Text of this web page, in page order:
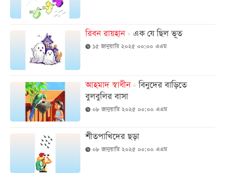
ভিডিও
আর্কাইভ
আজকের
পত্রিকা
রিবন রায়হান এক যে ছিল ভূত
১৫ জানুয়ারি ২০২৫ ০০:০০ এএম
আহমাদ স্বাধীন
বিনুদের বাড়িতে
বুলবুলির বাসা
০৮ জানুয়ারি ২০২৫ ০০:০০ এএম
শীতপাখিদের ছড়া
০৮ জানুয়ারি ২০২৫ ০০:০০ এএম